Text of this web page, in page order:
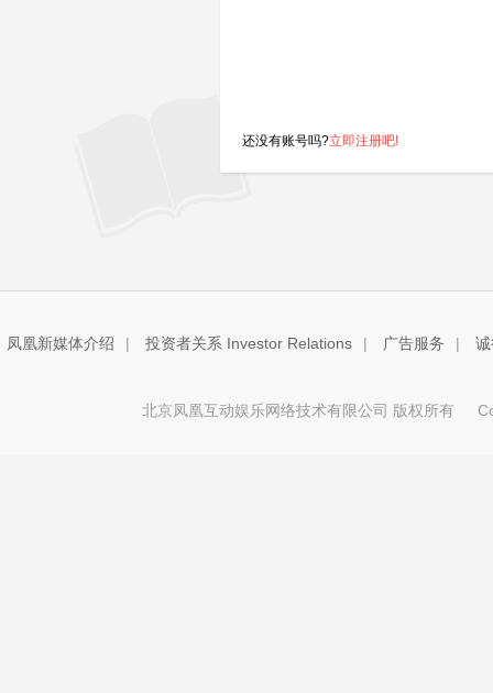
还没有账号吗?立即注册吧!
凤凰新媒体介绍 | 投资者关系 Investor Relations | 广告服务 |
北京凤凰互动娱乐网络技术有限公司 版权所有